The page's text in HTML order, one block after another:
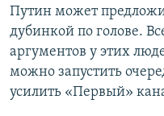
Путин может
дубинкой по голове.
аргументов у этих
можно запустить
усилить «Первый»